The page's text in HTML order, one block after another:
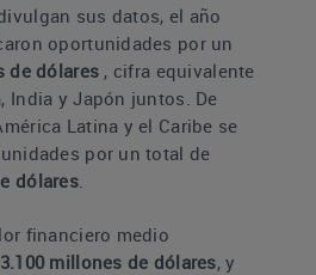
sus datos, el año
oportunidades por un
de dólares , cifra equivalente
India y Japón juntos. De
Latina y el Caribe se
por un total de
dólares.
financiero medio
3.100 millones de dólares, y